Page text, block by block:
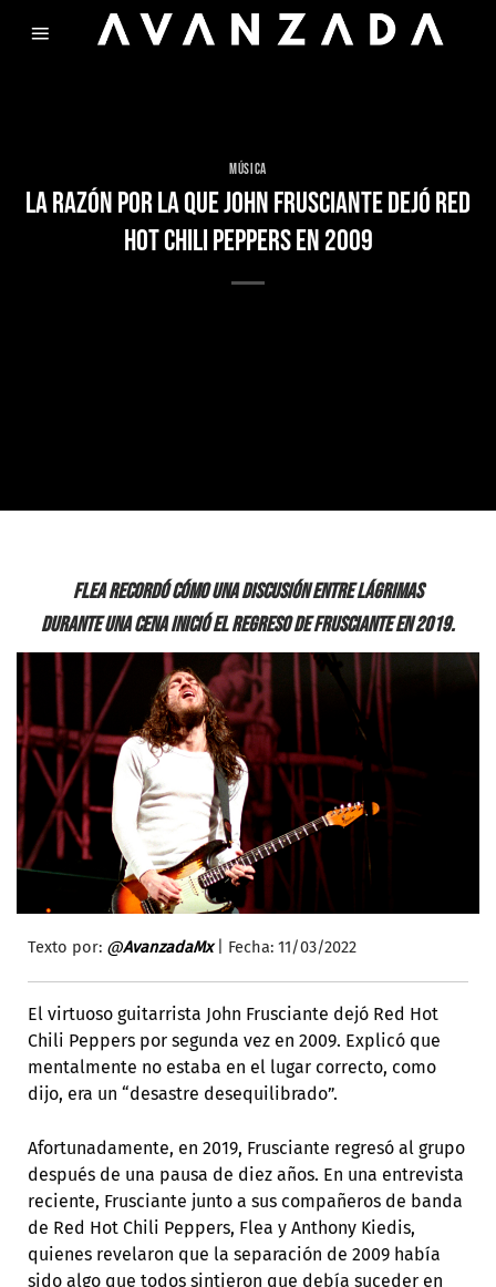
MÚSICA
LA RAZÓN POR LA QUE JOHN FRUSCIANTE DEJÓ RED
HOT CHILI PEPPERS EN 2009
Flea recordó cómo una discusión entre lágrimas
durante una cena inició el regreso de Frusciante en 2019.
Texto por: @AvanzadaMx| Fecha: 11/03/2022
El virtuoso guitarrista John Frusciante dejó Red Hot
Chili Peppers por segunda vez en 2009. Explicó que
mentalmente no estaba en el lugar correcto, como
dijo, era un “desastre desequilibrado”.
Afortunadamente, en 2019, Frusciante regresó al grupo
después de una pausa de diez años. En una entrevista
reciente, Frusciante junto a sus compañeros de banda
de Red Hot Chili Peppers, Flea y Anthony Kiedis,
quienes revelaron que la separación de 2009 había
sido algo que todos sintieron que debía suceder en